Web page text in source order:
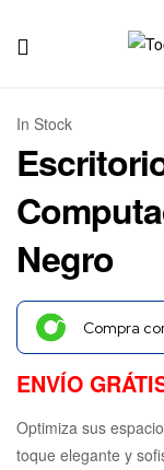
In Stock
Negro
Compra
ENVÍO
Optimiza sus
toque elegante y